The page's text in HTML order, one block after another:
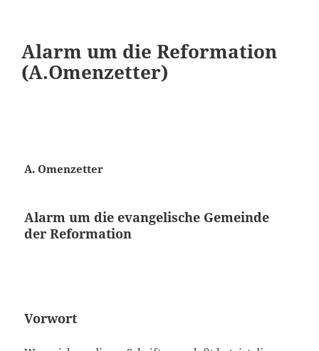
Alarm um die Reformation
(A.Omenzetter)
A. Omenzetter
Alarm um die evangelische Gemeinde
der Reformation
Vorwort